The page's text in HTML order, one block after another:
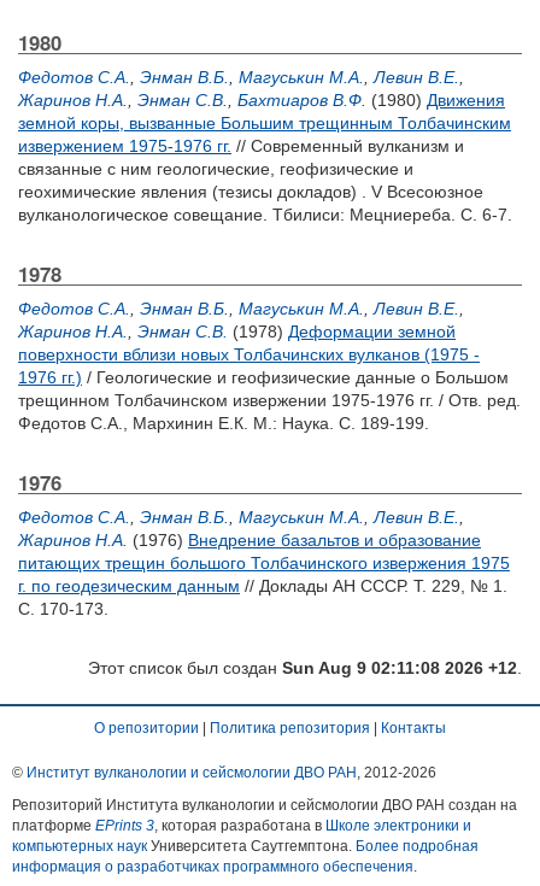
1980
Федотов С.А. Энман В.Б. Магуськин М.А. Левин В.Е.
Жаринов Н.А.
Энман С.В. Бахтиаров В.Ф. (1980) Движения
земной коры, вызванные Большим трещинным Толбачинским
извержением 1975-1976 гг. // Современный вулканизм и
связанные с ним геологические, геофизические и
геохимические явления (тезисы докладов) . V Всесоюзное
вулканологическое совещание. Тбилиси: Мецниереба. С. 6-7.
1978
Федотов С.А. Энман В.Б. Магуськин М.А. Левин В.Е.
Жаринов Н.А.
Энман С.В. (1978) Деформации земной
поверхности вблизи новых Толбачинских вулканов (1975 -
1976 гг.) / Геологические и геофизические данные о Большом
трещинном Толбачинском извержении 1975-1976 гг. / Отв. ред.
Федотов С.А.
Мархинин Е.К. М.: Наука. С. 189-199.
1976
Федотов С.А. Энман В.Б. Магуськин М.А. Левин В.Е.
Жаринов Н.А. (1976) Внедрение базальтов и образование
питающих трещин большого Толбачинского извержения 1975
г. по геодезическим данным // Доклады АН СССР. Т. 229, № 1.
С. 170-173.
Этот список был создан Sun Aug 9 02:11:08 2026 +12
О репозитории Политика репозитория Контакты
© Институт вулканологии и сейсмологии ДВО РАН , 2012-2026
Репозиторий Института вулканологии и сейсмологии ДВО РАН создан на
платформе EPrints 3, которая разработана в Школе электроники и
компьютерных наук Университета Саутгемптона. Более подробная
информация о разработчиках программного обеспечения.